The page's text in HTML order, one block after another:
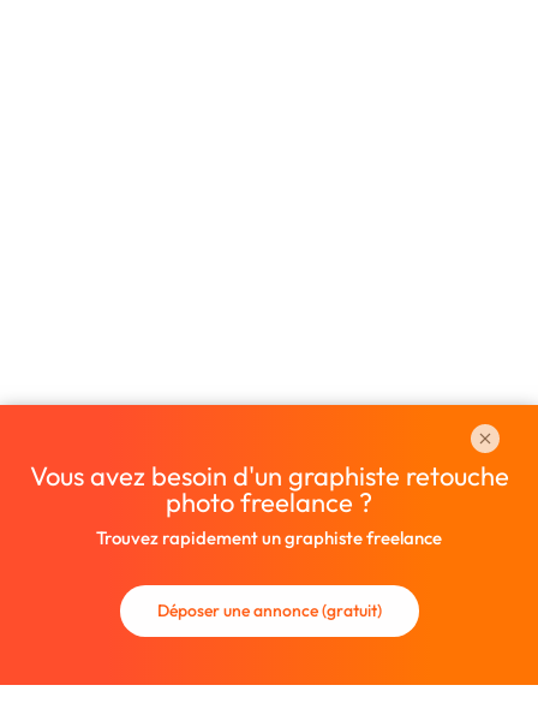
Vous avez besoin d'un graphiste retouche
photo freelance ?
Trouvez rapidement un graphiste freelance
Déposer une annonce (gratuit)